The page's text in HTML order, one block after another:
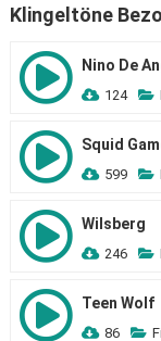
Klingeltöne
Nino De
124
Squid
599
Wilsberg
246
Teen Wolf
86